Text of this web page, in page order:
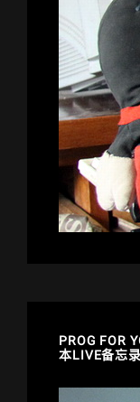
PROG FOR
本LIVE备忘录